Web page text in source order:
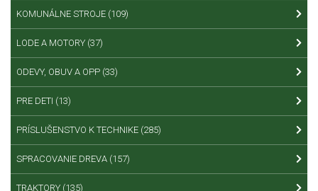
KOMUNÁLNE STROJE (109)
LODE A MOTORY (37)
ODEVY, OBUV A OPP (33)
PRE DETI (13)
PRÍSLUŠENSTVO K TECHNIKE (285)
SPRACOVANIE DREVA (157)
TRAKTORY (135)